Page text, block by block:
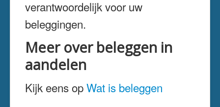
verantwoordelijk voor uw
beleggingen.
Meer over beleggen in
aandelen
Kijk eens opWat is beleggen